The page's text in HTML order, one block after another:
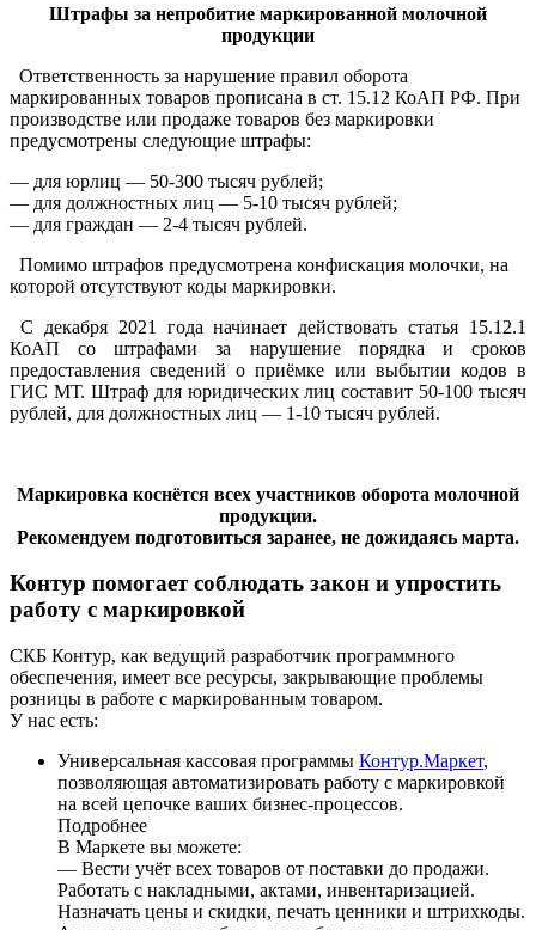
Штрафы за непробитие маркированной молочной
продукции
Ответственность за нарушение правил оборота
маркированных товаров прописана в ст. 15.12 КоАП РФ. При
производстве или продаже товаров без маркировки
предусмотрены следующие штрафы:
— для юрлиц — 50-300 тысяч рублей;
— для должностных лиц — 5-10 тысяч рублей;
— для граждан — 2-4 тысяч рублей.
Помимо штрафов предусмотрена конфискация молочки, на
которой отсутствуют коды маркировки.
С декабря 2021 года начинает действовать статья 15.12.1
КоАП со штрафами за нарушение порядка и сроков
предоставления сведений о приёмке или выбытии кодов в
ГИС МТ. Штраф для юридических лиц составит 50-100 тысяч
рублей, для должностных лиц — 1-10 тысяч рублей.
Маркировка коснётся всех участников оборота молочной
продукции.
Рекомендуем подготовиться заранее, не дожидаясь марта.
Контур помогает соблюдать закон и упростить
работу с маркировкой
СКБ Контур, как ведущий разработчик программного
обеспечения, имеет все ресурсы, закрывающие проблемы
розницы в работе с маркированным товаром.
У нас есть:
Универсальная кассовая программы Контур.Маркет,
позволяющая автоматизировать работу с маркировкой
на всей цепочке ваших бизнес-процессов.
Подробнее
В Маркете вы можете:
— Вести учёт всех товаров от поставки до продажи.
Работать с накладными, актами, инвентаризацией.
Назначать цены и скидки, печать ценники и штрихкоды.